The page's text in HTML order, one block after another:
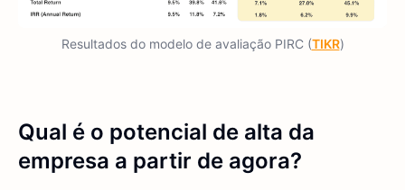
Resultados do modelo de avaliação PIRC (TIKR)
Qual é o potencial de alta da
empresa a partir de agora?